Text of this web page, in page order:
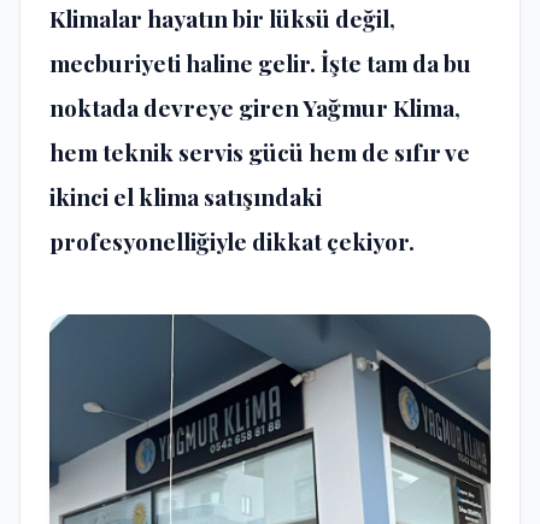
Klimalar hayatın bir lüksü değil,
mecburiyeti haline gelir. İşte tam da bu
noktada devreye giren Yağmur Klima,
hem teknik servis gücü hem de sıfır ve
ikinci el klima satışındaki
profesyonelliğiyle dikkat çekiyor.